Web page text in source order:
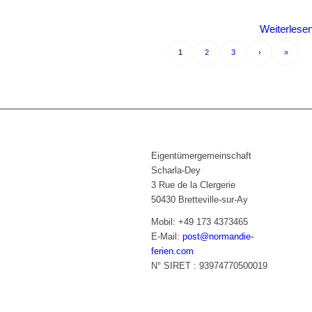
1 2 3 › »
Eigentümergemeinschaft
Scharla-Dey
3 Rue de la Clergerie
50430 Bretteville-sur-Ay
Mobil: +49 173 4373465
E-Mail: post@normandie-
ferien.com
N° SIRET : 93974770500019